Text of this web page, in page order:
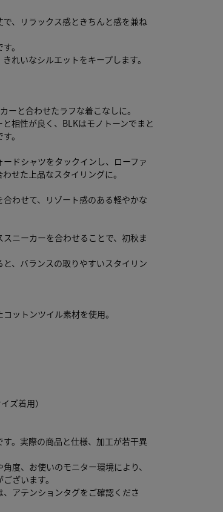
、リラックス感ときちんと感を兼ね
。
れいなシルエットをキープします。
ーと合わせたラフな着こなしに。
相性が良く、BLKはモノトーンでまと
。
ドシャツをタックインし、ローファ
せた上品なスタイリングに。
わせて、リゾート感のある軽やかな
ニーカーを合わせることで、初秋ま
、バランスの取りやすいスタイリン
ットンツイル素材を使用。
ズ着用）
。実際の商品と仕様、加工が若干異
度、お使いのモニター環境により、
ざいます。
アテンションタグをご確認くださ